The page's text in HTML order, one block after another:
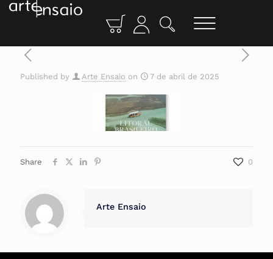
Published by Arte Ensaio on 7 de abril de 2025
Share 0
Arte Ensaio